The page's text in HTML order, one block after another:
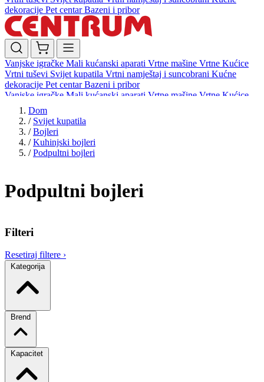
dekoracije Pet centarBazeni i pribor
Vanjske igračke Mali kućanski aparati Vrtne mašine Vrtne Kućice
Vrtni tuševi Svijet kupatila Vrtni namještaj i suncobrani Kućne
dekoracije Pet centarBazeni i pribor
Vanjske igračke Mali kućanski aparati Vrtne mašine Vrtne Kućice
Vrtni tuševi
dekoracijePet centar
Dom
/ Svijet kupatila
/ Bojleri
/ Kuhinjski bojleri
/ Podpultni bojleri
Podpultni bojleri
Filteri
Resetiraj filtere ›
Kategorija
Brend
Kapacitet